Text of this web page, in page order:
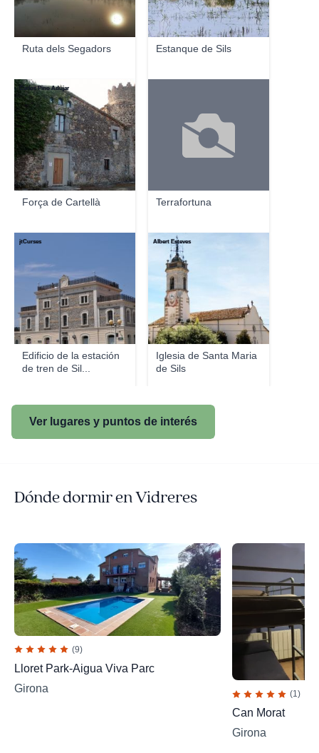
Ruta dels Segadors Estanque de Sils
Força de Cartellà
Carlos Pino Adújar
Terrafortuna
Edificio de la estación
de tren de Sil...
jtCurses
Iglesia de Santa Maria
de Sils
Albert Esteves
Ver lugares y puntos de interés
Dónde dormir en Vidreres
(9)
Lloret Park-Aigua Viva Parc
Girona
(1)
Can Morat
Girona